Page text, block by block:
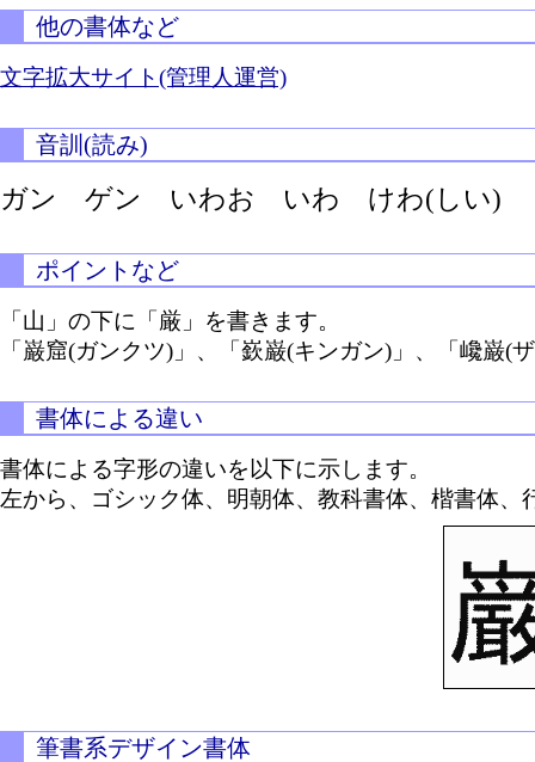
他の書体など
文字拡大サイト(管理人運営)
音訓(読み)
ガン ゲン いわお いわ けわ(しい)
ポイントなど
「山」の下に「厳」を書きます。
「巌窟(ガンクツ)」、「嶔巌(キンガン)」、「巉巌(
書体による違い
書体による字形の違いを以下に示します。
左から、ゴシック体、明朝体、教科書体、楷書体
筆書系デザイン書体